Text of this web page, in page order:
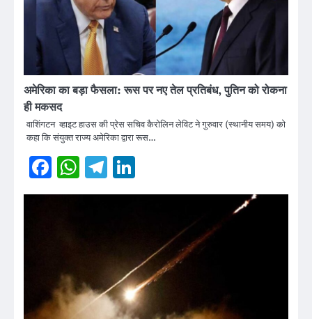
अमेरिका का बड़ा फैसला: रूस पर नए तेल प्रतिबंध, पुतिन को रोकना
ही मकसद
वाशिंगटन व्हाइट हाउस की प्रेस सचिव कैरोलिन लेविट ने गुरुवार (स्थानीय समय) को
कहा कि संयुक्त राज्य अमेरिका द्वारा रूस…
Facebook
WhatsApp
Telegram